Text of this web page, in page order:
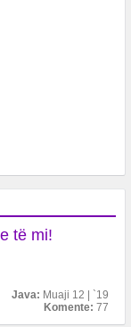
të mi!
Java: Muaji 12 | `19
Komente: 77